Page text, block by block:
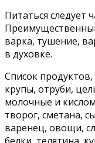
Питаться следует
варка, тушение,
в духовке.
Список
крупы, отруби,
молочные и
творог, сметана,
варенец, овощи,